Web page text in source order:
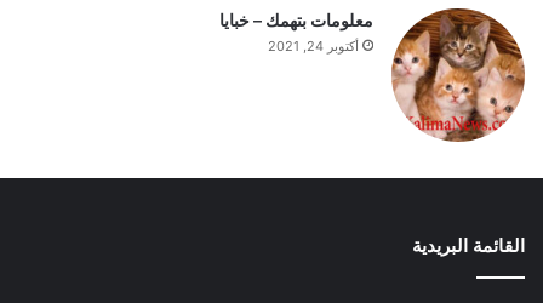
معلومات بتهمك – خبايا
أكتوبر 24, 2021
القائمة البريدية